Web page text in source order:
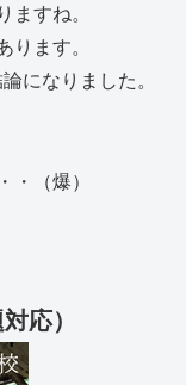
ますね。
ります。
になりました。
・（爆）
応）